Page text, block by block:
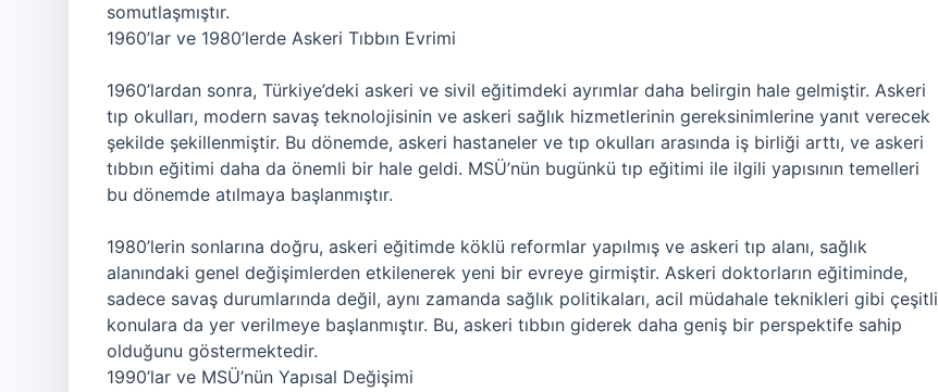
somutlaşmıştır.
1960’lar ve 1980’lerde Askeri Tıbbın Evrimi
1960’lardan sonra, Türkiye’deki askeri ve sivil eğitimdeki ayrımlar daha belirgin hale gelmiştir. Askeri
tıp okulları, modern savaş teknolojisinin ve askeri sağlık hizmetlerinin gereksinimlerine yanıt verecek
şekilde şekillenmiştir. Bu dönemde, askeri hastaneler ve tıp okulları arasında iş birliği arttı, ve askeri
tıbbın eğitimi daha da önemli bir hale geldi. MSÜ’nün bugünkü tıp eğitimi ile ilgili yapısının temelleri
bu dönemde atılmaya başlanmıştır.
1980’lerin sonlarına doğru, askeri eğitimde köklü reformlar yapılmış ve askeri tıp alanı, sağlık
alanındaki genel değişimlerden etkilenerek yeni bir evreye girmiştir. Askeri doktorların eğitiminde,
sadece savaş durumlarında değil, aynı zamanda sağlık politikaları, acil müdahale teknikleri gibi çeşitli
konulara da yer verilmeye başlanmıştır. Bu, askeri tıbbın giderek daha geniş bir perspektife sahip
olduğunu göstermektedir.
1990’lar ve MSÜ’nün Yapısal Değişimi